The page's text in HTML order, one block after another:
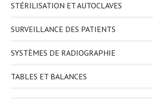
STÉRILISATION ET AUTOCLAVES
SURVEILLANCE DES PATIENTS
SYSTÈMES DE RADIOGRAPHIE
TABLES ET BALANCES